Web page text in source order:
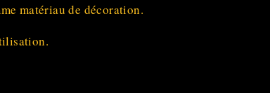
matériau de décoration.